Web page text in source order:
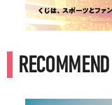
RECOMMEND